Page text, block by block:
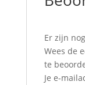
Er zijn
Wees de
te
Je e-